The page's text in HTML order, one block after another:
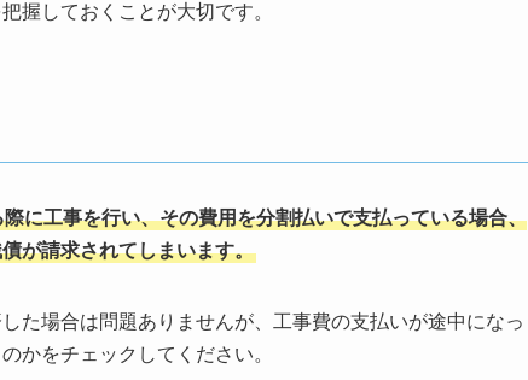
握しておくことが大切です。
に工事を行い、その費用を分割払いで支払っている場合、
が請求されてしまいます。
た場合は問題ありませんが、工事費の支払いが途中になっ
かをチェックしてください。